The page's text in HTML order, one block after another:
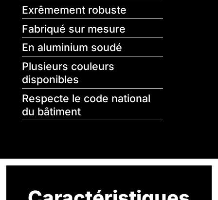
Exrêmement robuste
Fabriqué sur mesure
En aluminium soudé
Plusieurs couleurs
disponibles
Respecte le code national
du bâtiment